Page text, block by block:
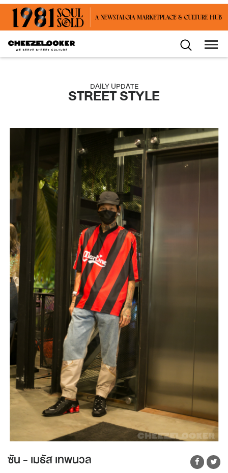
DAILY UPDATE
STREET STYLE
ซัน - เมธัส เทพนวล